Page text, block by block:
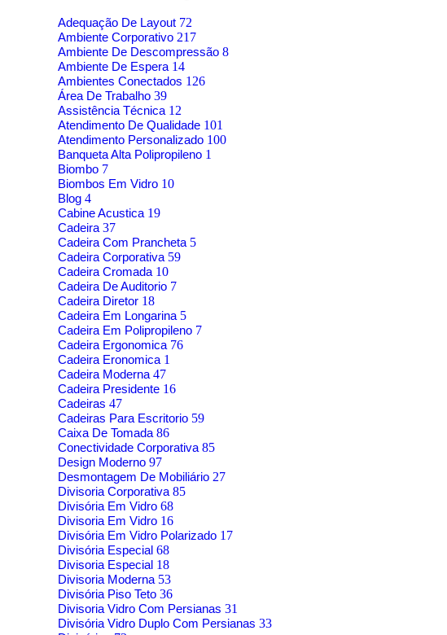
Adequação De Layout 72
Ambiente Corporativo 217
Ambiente De Descompressão 8
Ambiente De Espera 14
Ambientes Conectados 126
Área De Trabalho 39
Assistência Técnica 12
Atendimento De Qualidade 101
Atendimento Personalizado 100
Banqueta Alta Polipropileno 1
Biombo 7
Biombos Em Vidro 10
Blog 4
Cabine Acustica 19
Cadeira 37
Cadeira Com Prancheta 5
Cadeira Corporativa 59
Cadeira Cromada 10
Cadeira De Auditorio 7
Cadeira Diretor 18
Cadeira Em Longarina 5
Cadeira Em Polipropileno 7
Cadeira Ergonomica 76
Cadeira Eronomica 1
Cadeira Moderna 47
Cadeira Presidente 16
Cadeiras 47
Cadeiras Para Escritorio 59
Caixa De Tomada 86
Conectividade Corporativa 85
Design Moderno 97
Desmontagem De Mobiliário 27
Divisoria Corporativa 85
Divisória Em Vidro 68
Divisoria Em Vidro 16
Divisória Em Vidro Polarizado 17
Divisória Especial 68
Divisoria Especial 18
Divisoria Moderna 53
Divisória Piso Teto 36
Divisoria Vidro Com Persianas 31
Divisória Vidro Duplo Com Persianas 33